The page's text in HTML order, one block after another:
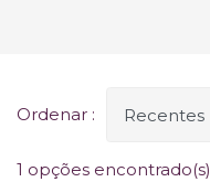
Ordenar :
1 opções encontrado(s)